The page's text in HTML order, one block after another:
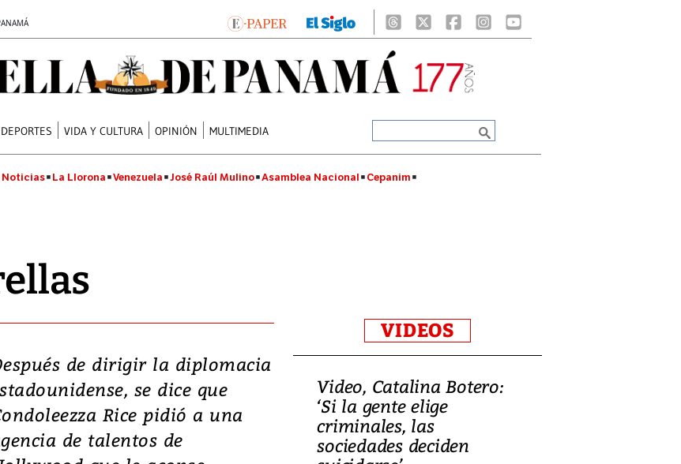
DEPORTES VIDA Y CULTURA OPINIÓN MULTIMEDIA
La Llorona Venezuela José Raúl Mulino Asamblea Nacional Cepanim
de dirigir la diplomacia
se dice que
Rice pidió a una
de talentos de
VIDEOS
Video, Japón: Terremoto
deja heridos y graves
daños en Kumamoto
Video, Catalina Botero:
‘Si la gente elige
criminales, las
sociedades deciden